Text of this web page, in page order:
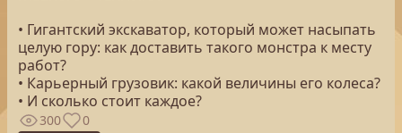
• Гигантский экскаватор, который может насыпать
целую гору: как доставить такого монстра к месту
работ?
• Карьерный грузовик: какой величины его колеса?
• И сколько стоит каждое?
300 0